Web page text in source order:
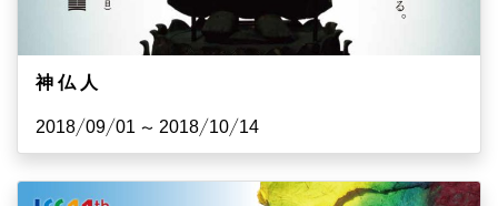
神 仏 人
2018/09/01 ~ 2018/10/14